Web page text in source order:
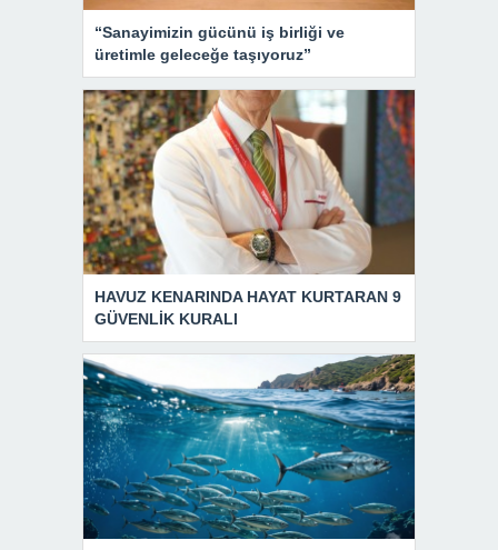
“Sanayimizin gücünü iş birliği ve
üretimle geleceğe taşıyoruz”
HAVUZ KENARINDA HAYAT KURTARAN 9
GÜVENLİK KURALI